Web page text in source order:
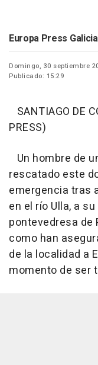
Europa Press Galicia
Domingo, 30 septiembre
Publicado: 15:29
SANTIAGO DE
PRESS)
Un hombre de
rescatado este
emergencia tras
en el río Ulla, a
pontevedresa de
como han
de la localidad a
momento de ser